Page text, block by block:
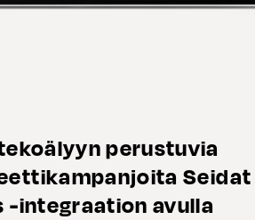
perustuvia
Seidat
-integraation avulla